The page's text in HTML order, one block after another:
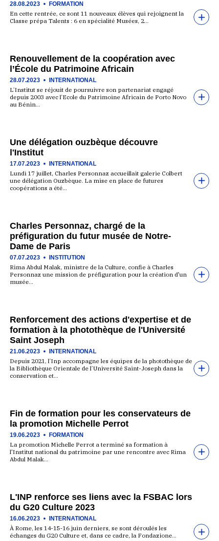
28.08.2023 FORMATION
En cette rentrée, ce sont 11 nouveaux élèves qui rejoignent la
Classe prépa Talents : 6 en spécialité Musées, 2…
Renouvellement de la coopération avec
l’École du Patrimoine Africain
28.07.2023 INTERNATIONAL
L’Institut se réjouit de poursuivre son partenariat engagé
depuis 2003 avec l’Ecole du Patrimoine Africain de Porto Novo
au Bénin…
Une délégation ouzbèque découvre
l'Institut
17.07.2023 INTERNATIONAL
Lundi 17 juillet, Charles Personnaz accueillait galerie Colbert
une délégation Ouzbèque. La mise en place de futures
coopérations a été…
Charles Personnaz, chargé de la
préfiguration du futur musée de Notre-
Dame de Paris
07.07.2023 INSTITUTION
Rima Abdul Malak, ministre de la Culture, confie à Charles
Personnaz une mission de préfiguration pour la création d'un
musée…
Renforcement des actions d'expertise et de
formation à la photothèque de l'Université
Saint Joseph
21.06.2023 INTERNATIONAL
Depuis 2021, l’Inp accompagne les équipes de la photothèque de
la Bibliothèque Orientale de l’Université Saint-Joseph dans la
conservation et…
Fin de formation pour les conservateurs de
la promotion Michelle Perrot
19.06.2023 FORMATION
La promotion Michelle Perrot a terminé sa formation à
l'Institut national du patrimoine par une rencontre avec Rima
Abdul Malak…
L'INP renforce ses liens avec la FSBAC lors
du G20 Culture 2023
16.06.2023 INTERNATIONAL
À Rome, les 14-15-16 juin derniers, se sont déroulés les
échanges du G20 Culture et, dans ce cadre, la Fondazione…